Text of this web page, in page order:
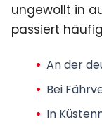
ungewollt in
passiert
An der
Bei
In